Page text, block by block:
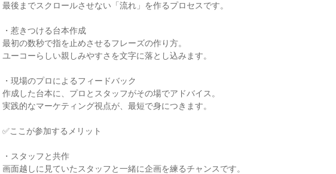
最後までスクロールさせない「流れ」を作るプロセスです。
・惹きつける台本作成
最初の数秒で指を止めさせるフレーズの作り方。
ユーコーらしい親しみやすさを文字に落とし込みます。
・現場のプロによるフィードバック
作成した台本に、プロとスタッフがその場でアドバイス。
実践的なマーケティング視点が、最短で身につきます。
✅ここが参加するメリット
・スタッフと共作
画面越しに見ていたスタッフと一緒に企画を練るチャンスです。